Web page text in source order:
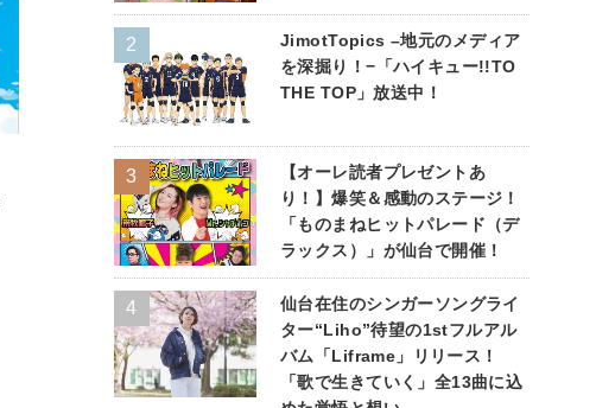
JimotTopics –地元のメディア
を深掘り！−「ハイキュー!!TO
THE TOP」放送中！
【オーレ読者プレゼントあ
り！】爆笑＆感動のステージ！
「ものまねヒットパレード（デ
ラックス）」が仙台で開催！
仙台在住のシンガーソングライ
ター“Liho”待望の1stフルアル
バム「Liframe」リリース！
「歌で生きていく」全13曲に込